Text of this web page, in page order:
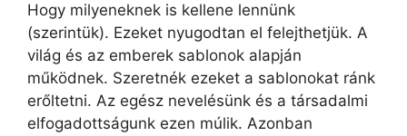
Hogy milyeneknek is kellene lennünk
(szerintük). Ezeket nyugodtan el felejthetjük. A
világ és az emberek sablonok alapján
működnek. Szeretnék ezeket a sablonokat ránk
erőltetni. Az egész nevelésünk és a társadalmi
elfogadottságunk ezen múlik. Azonban